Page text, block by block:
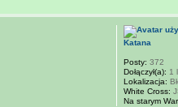
Katana
Posty: 372
Dołączył(a): 1
Lokalizacja:
White Cross:
Na starym